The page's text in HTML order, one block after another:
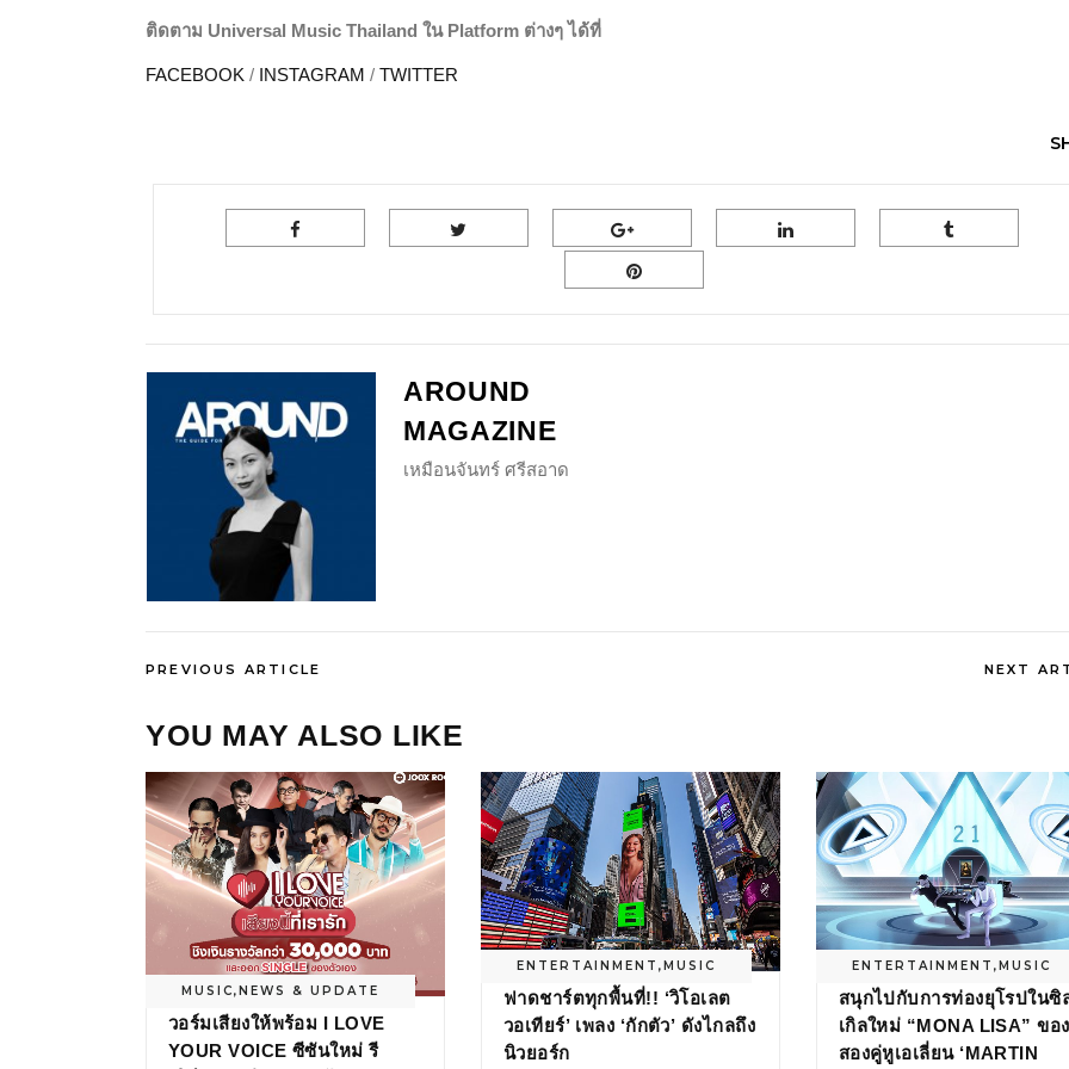
ติดตาม Universal Music Thailand ใน Platform ต่างๆ ได้ที่
FACEBOOK / INSTAGRAM / TWITTER
AROUND
MAGAZINE
เหมือนจันทร์ ศรีสอาด
PREVIOUS ARTICLE NEXT
YOU MAY ALSO LIKE
MUSIC, NEWS & UPDATE
วอร์มเสียงให้พร้อม I LOVE
YOUR VOICE ซีซันใหม่ รี
ENTERTAINMENT , MUSIC
ฟาดชาร์ตทุกพื้นที่!! ‘วิโอเลต
วอเทียร์’ เพลง ‘กักตัว’ ดังไกลถึง
นิวยอร์ก
ENTERTAINMENT , MUSIC
สนุกไปกับการท่องยุโรปในซิ
เกิลใหม่ “MONA LISA” ของ
สองคู่หูเอเลี่ยน ‘MARTIN